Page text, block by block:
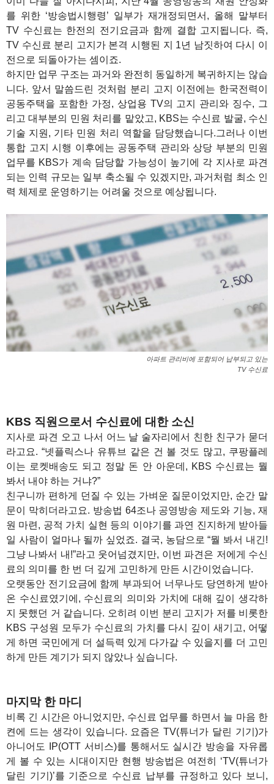
를 위한 ‘방송법시행령’ 일부가 재개정되면서, 올해 말부터
TV 수신료는 한전의 전기요금과 함께 결합 고지됩니다. 즉,
TV 수신료 분리 고지가 본격 시행된 지 1년 남짓하여 다시 이
전으로 되돌아가는 셈이죠.
하지만 업무 구조는 과거와 완전히 동일하게 복귀하지는 않습
니다. 앞서 말씀드린 것처럼 분리 고지 이전에는 한국전력이
공동주택을 포함한 가정, 상업용 TV의 고지 관리와 징수, 그
리고 대부분의 민원 처리를 맡았고, KBS는 수신료 발굴, 수신
기술 지원, 기타 민원 처리 역할을 담당했습니다.그러나 이번
통합 고지 시행 이후에는 공동주택 관리와 상당 부분의 민원
업무를 KBS가 계속 담당할 가능성이 높기에 각 지사로 파견
되는 인력 규모는 일부 축소될 수 있겠지만, 과거처럼 최소 인
력 체제로 운영하기는 어려울 것으로 예상됩니다.
아파트 관리비에 포함되어 납부되고 있는
TV 수신료
KBS 직원으로서 수신료에 대한 소신
지사로 파견 오고 나서 어느 날 술자리에서 친한 친구가 묻더
라고요. “넷플릭스나 유튜브 같은 건 볼 것도 많고, 쿠팡플레
이는 로켓배송도 되고 정말 돈 안 아운데, KBS 수신료는 뭘
봐서 내야 하는 거냐?”
친구니까 편하게 던질 수 있는 가벼운 질문이었지만, 순간 말
문이 막히더라고요. 방송법 64조나 공영방송 제도와 기능, 재
원 마련, 공적 가치 실현 등의 이야기를 과연 진지하게 받아들
일 사람이 얼마나 될까 싶었죠. 결국, 농담으로 “뭘 봐서 내긴!
그냥 나봐서 내!”라고 웃어넘겼지만, 이번 파견은 저에게 수신
료의 의미를 한 번 더 깊게 고민하게 만든 시간이었습니다.
오랫동안 전기요금에 함께 부과되어 너무나도 당연하게 받아
온 수신료였기에, 수신료의 의미와 가치에 대해 깊이 생각하
지 못했던 거 같습니다. 오히려 이번 분리 고지가 저를 비롯한
KBS 구성원 모두가 수신료의 가치를 다시 깊이 새기고, 어떻
게 하면 국민에게 더 설득력 있게 다가갈 수 있을지를 더 고민
하게 만든 계기가 되지 않았나 싶습니다.
마지막 한 마디
비록 긴 시간은 아니었지만, 수신료 업무를 하면서 늘 마음 한
켠에 드는 생각이 있습니다. 요즘은 TV(튜너가 달린 기기)가
아니어도 IP(OTT 서비스)를 통해서도 실시간 방송을 자유롭
게 볼 수 있는 시대이지만 현행 방송법은 여전히 ‘TV(튜너가
달린 기기)’를 기준으로 수신료 납부를 규정하고 있다 보니,